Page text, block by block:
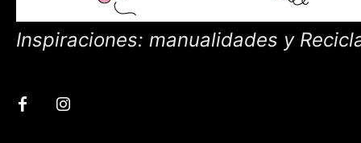
Inspiraciones: manualidades y